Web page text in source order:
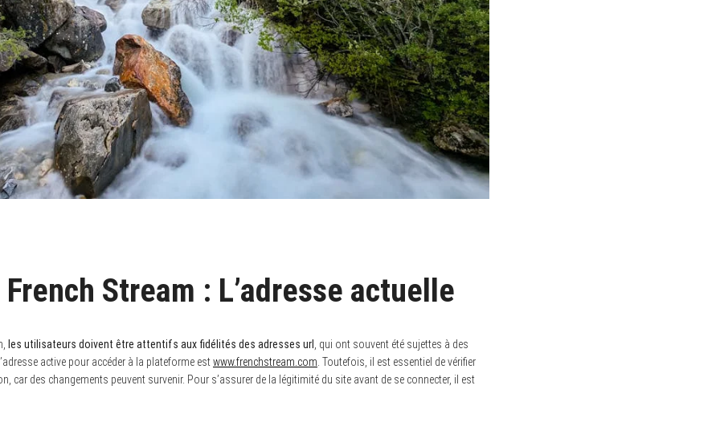
Stream : L’adresse actuelle
les utilisateurs doivent être attentifs aux fidélités des adresses url
, qui ont souvent été sujettes à des
active pour accéder à la plateforme estwww.frenchstream.com . Toutefois, il est essentiel de vérifier
car des changements peuvent survenir. Pour s’assurer de la légitimité du site avant de se connecter, il est